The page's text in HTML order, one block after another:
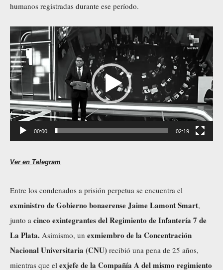
humanos registradas durante ese período.
R
e
p
r
o
d
u
o
v
00:00 02:19
Ver en Telegram
Entre los condenados a prisión perpetua se encuentra el
exministro de Gobierno bonaerense Jaime Lamont Smart,
junto a cinco exintegrantes del Regimiento de Infantería 7 de
La Plata. Asimismo, un exmiembro de la Concentración
Nacional Universitaria (CNU) recibió una pena de 25 años,
mientras que el exjefe de la Compañía A del mismo regimiento